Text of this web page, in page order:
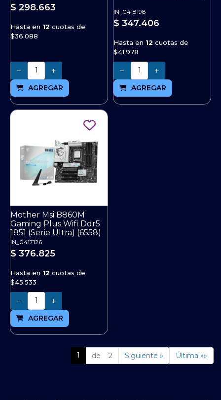
$ 298.663
Hasta en 12 cuotas de
$36.088
Cantidad
AGREGAR
IN_0418198
$ 347.406
Hasta en 12 cuotas de
$41.978
Cantidad
AGREGAR
Mother Msi B860M
Gaming Plus Wifi Ddr5
1851 (Serie Ultra) (6558)
IN_0417126
$ 376.825
Hasta en 12 cuotas de
$45.533
Cantidad
AGREGAR
1 de 2 Siguiente » Última »»